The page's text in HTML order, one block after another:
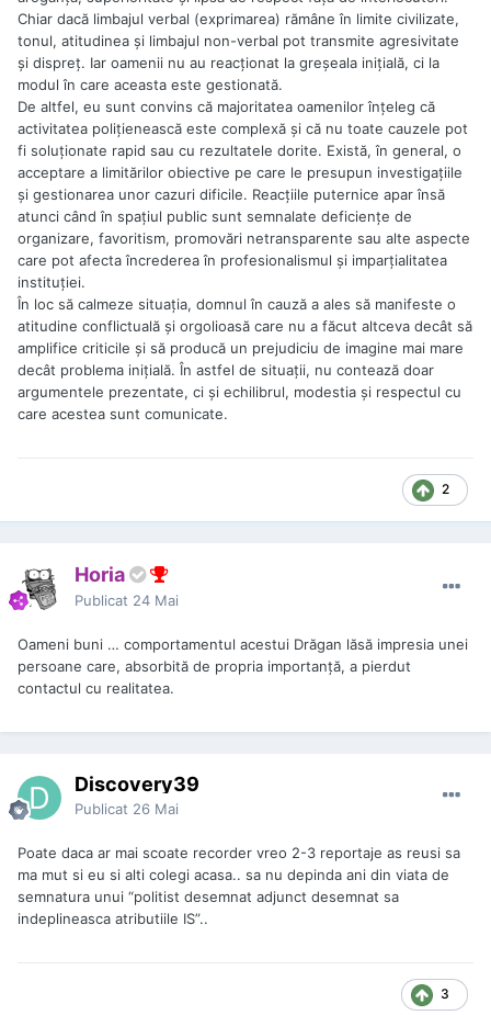
Chiar dacă limbajul verbal (exprimarea) rămâne în limite civilizate,
tonul, atitudinea și limbajul non-verbal pot transmite agresivitate
și dispreț. Iar oamenii nu au reacționat la greșeala inițială, ci la
modul în care aceasta este gestionată.
De altfel, eu sunt convins că majoritatea oamenilor înțeleg că
activitatea polițienească este complexă și că nu toate cauzele pot
fi soluționate rapid sau cu rezultatele dorite. Există, în general, o
acceptare a limitărilor obiective pe care le presupun investigațiile
și gestionarea unor cazuri dificile. Reacțiile puternice apar însă
atunci când în spațiul public sunt semnalate deficiențe de
organizare, favoritism, promovări netransparente sau alte aspecte
care pot afecta încrederea în profesionalismul și imparțialitatea
instituției.
În loc să calmeze situația, domnul în cauză a ales să manifeste o
atitudine conflictuală și orgolioasă care nu a făcut altceva decât să
amplifice criticile și să producă un prejudiciu de imagine mai mare
decât problema inițială. În astfel de situații, nu contează doar
argumentele prezentate, ci și echilibrul, modestia și respectul cu
care acestea sunt comunicate.
2
Horia
Publicat 24 Mai
Oameni buni … comportamentul acestui Drăgan lăsă impresia unei
persoane care, absorbită de propria importanță, a pierdut
contactul cu realitatea.
Discovery39
Publicat 26 Mai
Poate daca ar mai scoate recorder vreo 2-3 reportaje as reusi sa
ma mut si eu si alti colegi acasa.. sa nu depinda ani din viata de
semnatura unui “politist desemnat adjunct desemnat sa
indeplineasca atributiile IS”..
3